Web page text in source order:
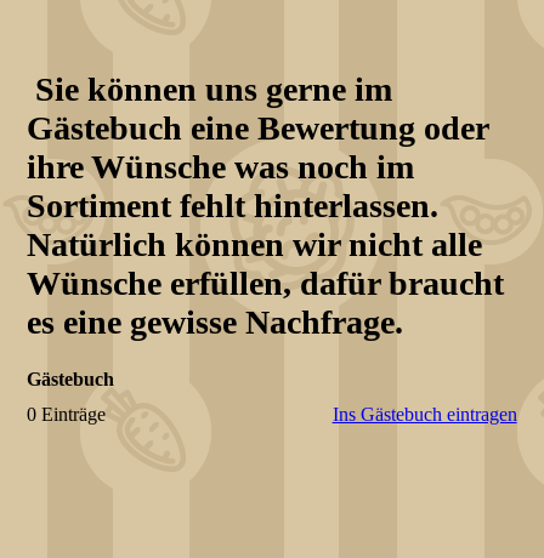
Sie können uns gerne im
Gästebuch eine Bewertung oder
ihre Wünsche was noch im
Sortiment fehlt hinterlassen.
Natürlich können wir nicht alle
Wünsche erfüllen, dafür braucht
es eine gewisse Nachfrage.
Gästebuch
0 Einträge
Ins Gästebuch eintragen